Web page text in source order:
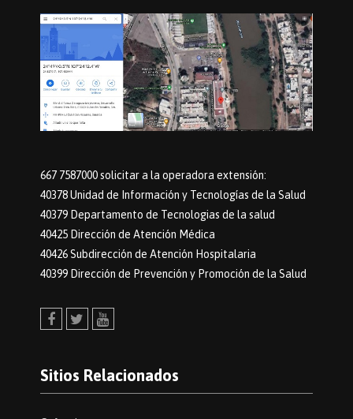
667 7587000 solicitar a la operadora extensión:
40378 Unidad de Información y Tecnologías de la Salud
40379 Departamento de Tecnologias de la salud
40425 Dirección de Atención Médica
40426 Subdirección de Atención Hospitalaria
40399 Dirección de Prevención y Promoción de la Salud
Sitios Relacionados